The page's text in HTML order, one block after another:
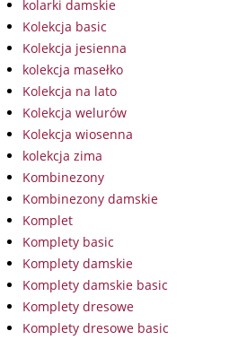
kolarki damskie
Kolekcja basic
Kolekcja jesienna
kolekcja masełko
Kolekcja na lato
Kolekcja welurów
Kolekcja wiosenna
kolekcja zima
Kombinezony
Kombinezony damskie
Komplet
Komplety basic
Komplety damskie
Komplety damskie basic
Komplety dresowe
Komplety dresowe basic